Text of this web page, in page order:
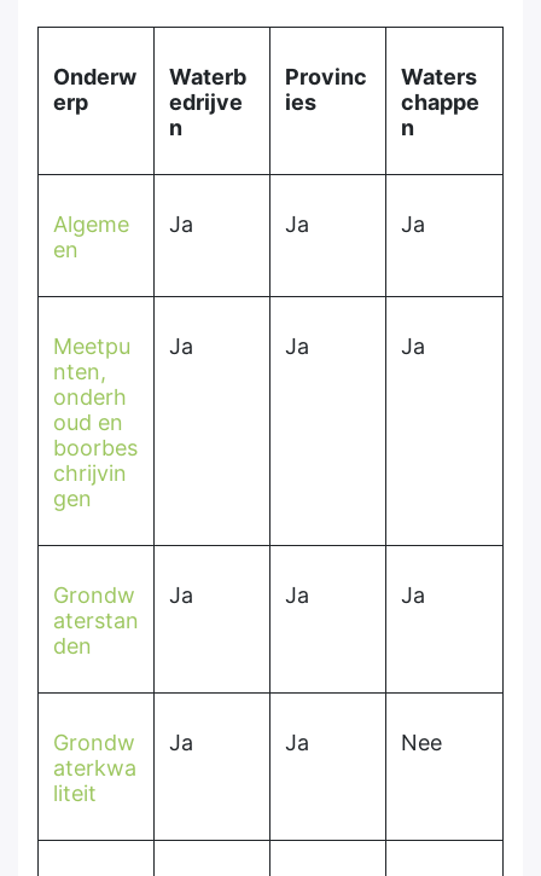
Onderw
erp
Waterb
edrijve
n
Provinc
ies
Waters
chappe
n
Algeme
en
Ja Ja Ja
Meetpu
nten,
onderh
oud en
boorbes
chrijvin
gen
Ja Ja Ja
Grondw
aterstan
den
Ja Ja Ja
Grondw
aterkwa
liteit
Ja Ja Nee